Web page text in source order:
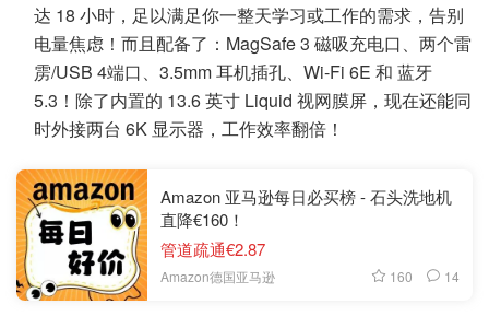
达 18 小时，足以满足你一整天学习或工作的需求，告别
电量焦虑！而且配备了：MagSafe 3 磁吸充电口、两个雷
雳/USB 4端口、3.5mm 耳机插孔、Wi-Fi 6E 和 蓝牙
5.3！除了内置的 13.6 英寸 Liquid 视网膜屏，现在还能同
时外接两台 6K 显示器，工作效率翻倍！
Amazon 亚马逊每日必买榜 - 石头洗地机
直降€160！
管道疏通€2.87
Amazon德国亚马逊 160 14